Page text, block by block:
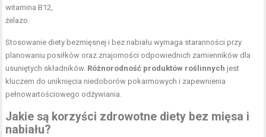
witamina B12,
żelazo.
Stosowanie diety bezmięsnej i bez nabiału wymaga staranności przy
planowaniu posiłków oraz znajomości odpowiednich zamienników dla
usuniętych składników. Różnorodność produktów roślinnych jest
kluczem do uniknięcia niedoborów pokarmowych i zapewnienia
pełnowartościowego odżywiania.
Jakie są korzyści zdrowotne diety bez mięsa i
nabiału?